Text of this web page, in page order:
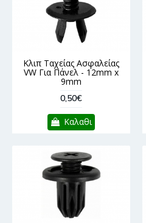
Κλιπ Ταχείας Ασφαλείας
VW Για Πάνελ - 12mm x
9mm
0,50€
Καλαθι